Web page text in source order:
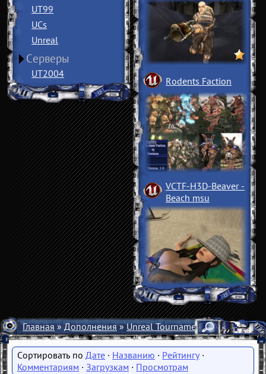
UT99
UCs
Unreal
Серверы
UT2004
Rodents Faction
VCTF-H3D-Beaver ­
Beach msu
Главная»Дополнения»Unreal Tournament 3» Разное
Дате · Названию · Рейтингу·
Комментариям · Загрузкам · Просмотрам